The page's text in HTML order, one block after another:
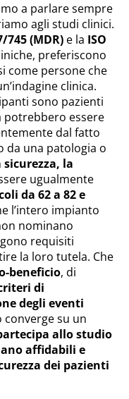
a parlare sempre
agli studi clinici.
745 (MDR) e la ISO
preferiscono
come persone che
clinica.
sono pazienti
potrebbero essere
dal fatto
da una patologia o
la
ugualmente
da 62 a 82 e
l’intero impianto
nominano
requisiti
la loro tutela. Che
beneficio, di
di
degli eventi
converge su un
allo studio
affidabili e
dei pazienti